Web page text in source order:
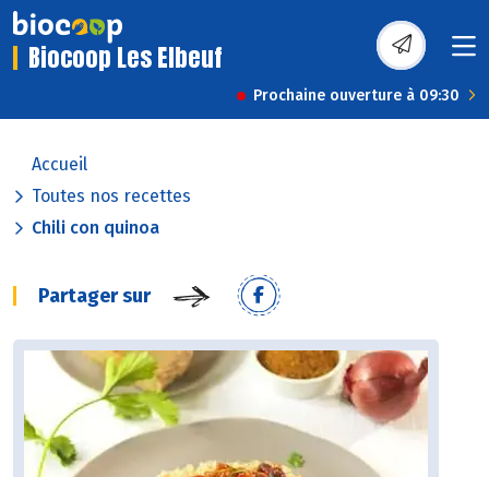
Biocoop Les Elbeuf
Prochaine ouverture à 09:30
Accueil
Toutes nos recettes
Chili con quinoa
Partager sur